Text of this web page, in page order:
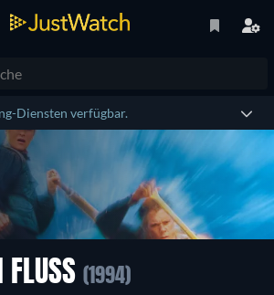
Diensten verfügbar.
FLUSS (1994)